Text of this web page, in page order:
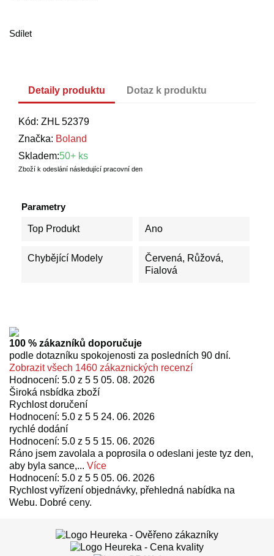
Sdílet
Detaily produktu Dotaz k produktu
Kód: ZHL 52379
Značka: Boland
Skladem:50+ ks
Zboží k odeslání následující pracovní den
Parametry
Top Produkt Ano
Chybějící Modely
Červená, Růžová,
Fialová
100 % zákazníků doporučuje
podle dotazníku spokojenosti za posledních 90 dní.
Zobrazit všech 1460 zákaznických recenzí
Hodnocení: 5.0 z 5 5 05. 08. 2026
Široká nsbídka zboží
Rychlost doručení
Hodnocení: 5.0 z 5 5 24. 06. 2026
rychlé dodání
Hodnocení: 5.0 z 5 5 15. 06. 2026
Ráno jsem zavolala a poprosila o odeslani jeste tyz den,
aby byla sance,... Více
Hodnocení: 5.0 z 5 5 05. 06. 2026
Rychlost vyřízení objednávky, přehledná nabídka na
Webu. Dobré ceny.